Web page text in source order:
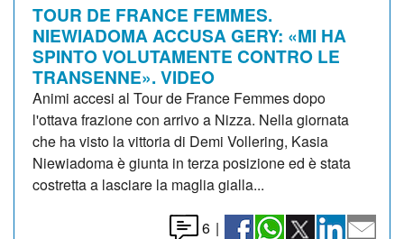
TOUR DE FRANCE FEMMES.
NIEWIADOMA ACCUSA GERY: «MI HA
SPINTO VOLUTAMENTE CONTRO LE
TRANSENNE». VIDEO
Animi accesi al Tour de France Femmes dopo
l'ottava frazione con arrivo a Nizza. Nella giornata
che ha visto la vittoria di Demi Vollering, Kasia
Niewiadoma è giunta in terza posizione ed è stata
costretta a lasciare la maglia gialla...
6 |